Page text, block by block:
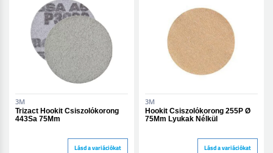
3M
Trizact Hookit Csiszolókorong
443Sa 75Mm
Lásd a variációkat
3M
Hookit Csiszolókorong 255P Ø
75Mm Lyukak Nélkül
Lásd a variációkat